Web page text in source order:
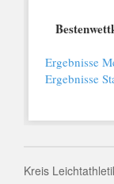
Ergebnisse
Ergebnisse
Kreis